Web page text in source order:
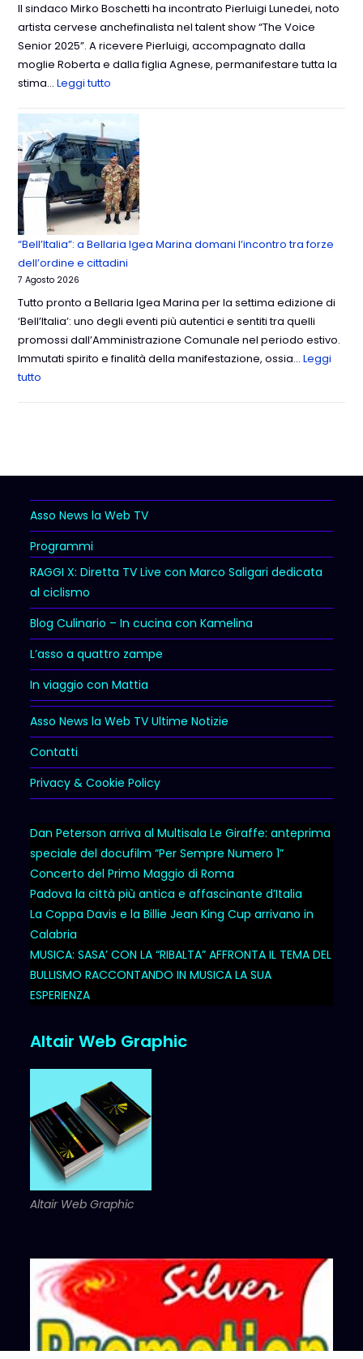
Il sindaco Mirko Boschetti ha incontrato Pierluigi Lunedei, noto
artista cervese anchefinalista nel talent show “The Voice
Senior 2025”. A ricevere Pierluigi, accompagnato dalla
moglie Roberta e dalla figlia Agnese, permanifestare tutta la
stima…Leggi tutto
“Bell’Italia”: a Bellaria Igea Marina domani l’incontro tra forze
dell’ordine e cittadini
7 Agosto 2026
Tutto pronto a Bellaria Igea Marina per la settima edizione di
‘Bell’Italia’: uno degli eventi più autentici e sentiti tra quelli
promossi dall’Amministrazione Comunale nel periodo estivo.
Immutati spirito e finalità della manifestazione, ossia…Leggi
tutto
Asso News la Web TV
Programmi
RAGGI X: Diretta TV Live con Marco Saligari dedicata
al ciclismo
Blog Culinario – In cucina con Kamelina
L’asso a quattro zampe
In viaggio con Mattia
Asso News la Web TV Ultime Notizie
Contatti
Privacy & Cookie Policy
Dan Peterson arriva al Multisala Le Giraffe: anteprima
speciale del docufilm “Per Sempre Numero 1”
Concerto del Primo Maggio di Roma
Padova la città più antica e affascinante d’Italia
La Coppa Davis e la Billie Jean King Cup arrivano in
Calabria
MUSICA: SASA’ CON LA “RIBALTA” AFFRONTA IL TEMA DEL
BULLISMO RACCONTANDO IN MUSICA LA SUA
ESPERIENZA
Altair Web Graphic
Altair Web Graphic